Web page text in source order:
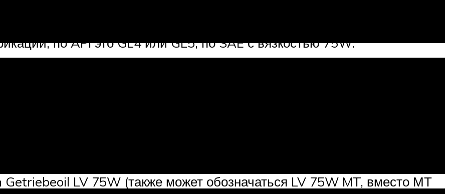
масла допустимо заливать аналоги, но при этом необходимо
по API это GL4 или GL5, по SAE с вязкостью 75W.
коробка передач на Corolla E15. Рекомендуемое масло в механику —
LV 75W (также может обозначаться LV 75W MT, вместо МТ